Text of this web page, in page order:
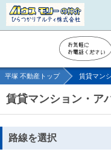
平塚 不動産トップ 賃貸マン
賃貸マンション・ア
路線を選択